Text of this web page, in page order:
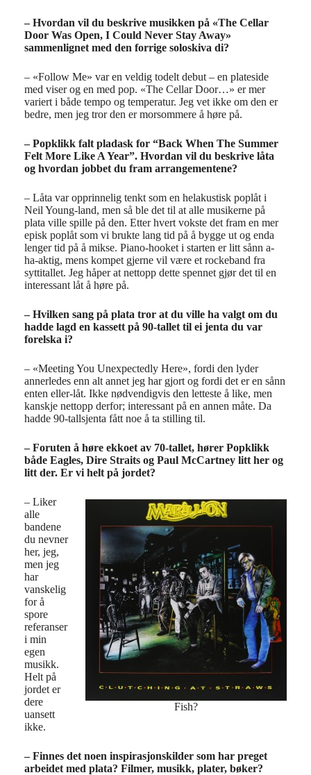
– Hvordan vil du beskrive musikken på «The Cellar
Door Was Open, I Could Never Stay Away»
sammenlignet med den forrige soloskiva di?
– «Follow Me» var en veldig todelt debut – en plateside
med viser og en med pop. «The Cellar Door…» er mer
variert i både tempo og temperatur. Jeg vet ikke om den er
bedre, men jeg tror den er morsommere å høre på.
– Popklikk falt pladask for “Back When The Summer
Felt More Like A Year”. Hvordan vil du beskrive låta
og hvordan jobbet du fram arrangementene?
– Låta var opprinnelig tenkt som en helakustisk poplåt i
Neil Young-land, men så ble det til at alle musikerne på
plata ville spille på den. Etter hvert vokste det fram en mer
episk poplåt som vi brukte lang tid på å bygge ut og enda
lenger tid på å mikse. Piano-hooket i starten er litt sånn a-
ha-aktig, mens kompet gjerne vil være et rockeband fra
syttitallet. Jeg håper at nettopp dette spennet gjør det til en
interessant låt å høre på.
– Hvilken sang på plata tror at du ville ha valgt om du
hadde lagd en kassett på 90-tallet til ei jenta du var
forelska i?
– «Meeting You Unexpectedly Here», fordi den lyder
annerledes enn alt annet jeg har gjort og fordi det er en sånn
enten eller-låt. Ikke nødvendigvis den letteste å like, men
kanskje nettopp derfor; interessant på en annen måte. Da
hadde 90-tallsjenta fått noe å ta stilling til.
– Foruten å høre ekkoet av 70-tallet, hører Popklikk
både Eagles, Dire Straits og Paul McCartney litt her og
litt der. Er vi helt på jordet?
Fish?
– Liker
alle
bandene
du nevner
her, jeg,
men jeg
har
vanskelig
for å
spore
referanser
i min
egen
musikk.
Helt på
jordet er
dere
uansett
ikke.
– Finnes det noen inspirasjonskilder som har preget
arbeidet med plata? Filmer, musikk, plater, bøker?